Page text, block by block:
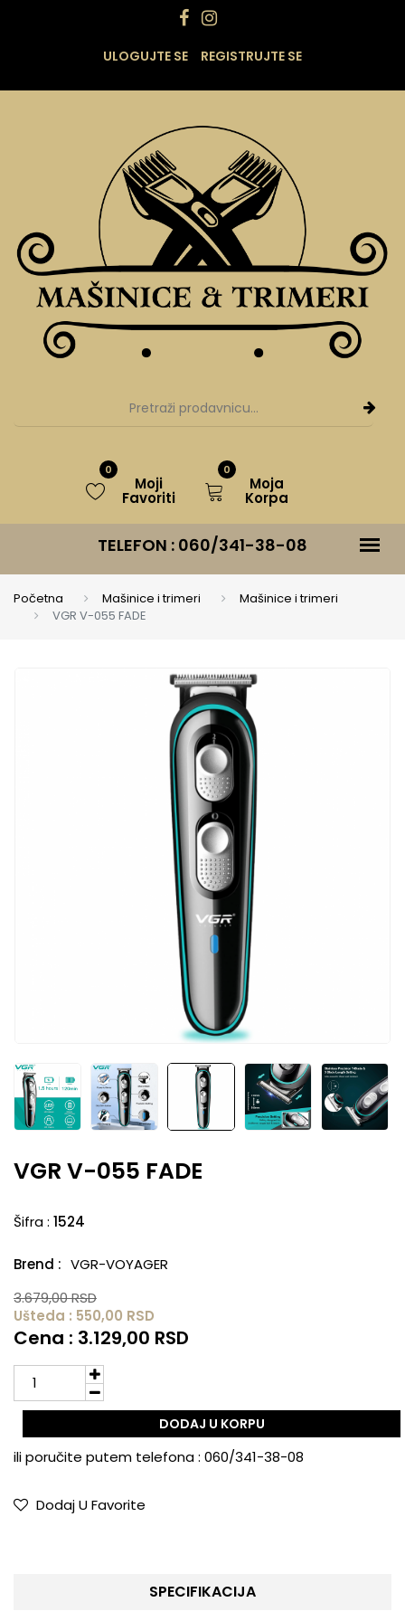
ULOGUJTE SE REGISTRUJTE SE
0
Moji
Favoriti
0
Moja
Korpa
TELEFON : 060/341-38-08
Početna Mašinice i trimeri
Mašinice i trimeri
VGR V-055 FADE
VGR V-055 FADE
Šifra : 1524
Brend : VGR-VOYAGER
3.679,00 RSD
Ušteda : 550,00 RSD
Cena : 3.129,00 RSD
DODAJ U KORPU
ili poručite putem telefona : 060/341-38-08
Dodaj U Favorite
SPECIFIKACIJA